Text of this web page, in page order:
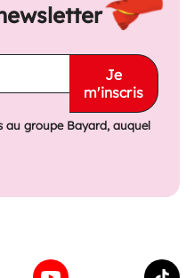
Je
m'inscris
au groupe Bayard, auquel